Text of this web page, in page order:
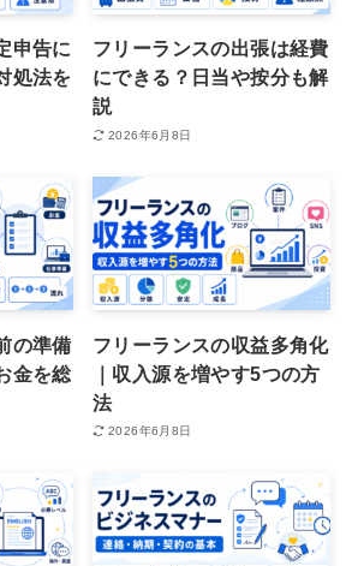
申告に
処法を
フリーランスの出張は経費
にできる？日当や按分も解
説
2026年6月8日
の準備
金を総
フリーランスの収益多角化
｜収入源を増やす5つの方
法
2026年6月8日